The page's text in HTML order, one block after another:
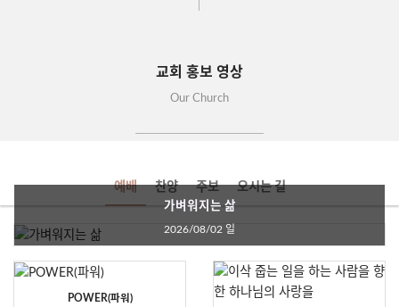
교회 홍보 영상
Our Church
예배 찬양 주보 오시는 길
가벼워지는 삶
2026/08/02 일
POWER(파워)